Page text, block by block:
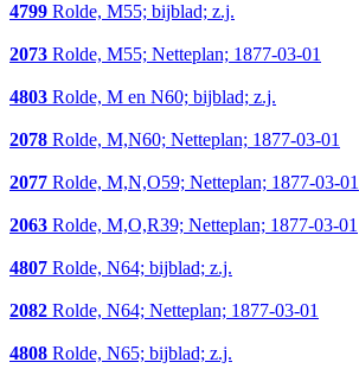
4799 Rolde, M55; bijblad; z.j.
2073 Rolde, M55; Netteplan; 1877-03-01
4803 Rolde, M en N60; bijblad; z.j.
2078 Rolde, M,N60; Netteplan; 1877-03-01
2077 Rolde, M,N,O59; Netteplan; 1877-03-01
2063 Rolde, M,O,R39; Netteplan; 1877-03-01
4807 Rolde, N64; bijblad; z.j.
2082 Rolde, N64; Netteplan; 1877-03-01
4808 Rolde, N65; bijblad; z.j.